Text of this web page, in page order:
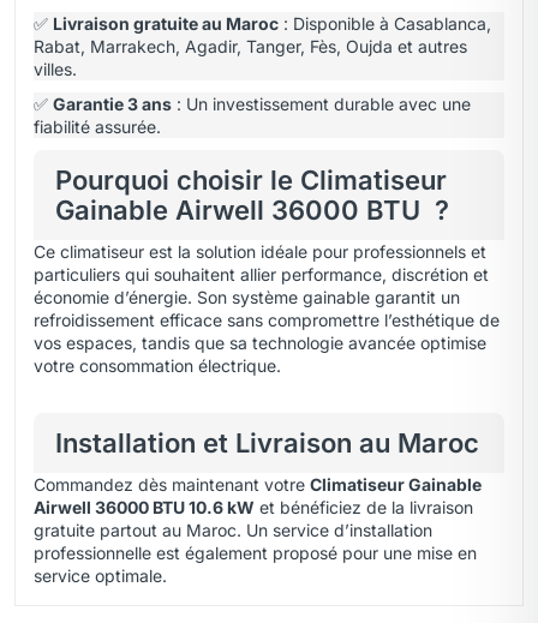
✅ Livraison gratuite au Maroc : Disponible à Casablanca,
Rabat, Marrakech, Agadir, Tanger, Fès, Oujda et autres
villes.
✅ Garantie 3 ans : Un investissement durable avec une
fiabilité assurée.
Pourquoi choisir le Climatiseur
Gainable Airwell 36000 BTU ?
Ce climatiseur est la solution idéale pour professionnels et
particuliers qui souhaitent allier performance, discrétion et
économie d’énergie. Son système gainable garantit un
refroidissement efficace sans compromettre l’esthétique de
vos espaces, tandis que sa technologie avancée optimise
votre consommation électrique.
Installation et Livraison au Maroc
Commandez dès maintenant votre Climatiseur Gainable
Airwell 36000 BTU 10.6 kW et bénéficiez de la livraison
gratuite partout au Maroc. Un service d’installation
professionnelle est également proposé pour une mise en
service optimale.